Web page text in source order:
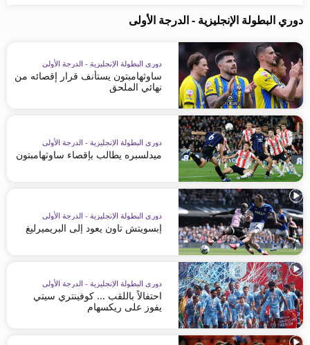
دوري البطولة الإنجليزية - الدرجة الأولى
دوري البطولة الإنجليزية - الدرجة الأولى
ساوثهامبتون يستأنف قرار إقصائه من
نهائي الملحق
دوري البطولة الإنجليزية - الدرجة الأولى
ميدلسبره يطالب بإقصاء ساوثهامبتون
دوري البطولة الإنجليزية - الدرجة الأولى
إبسويتش تاون يعود إلى البريميرليغ
دوري البطولة الإنجليزية - الدرجة الأولى
احتفالاً باللقب ... كوفينتري سيتي
يفوز على ريكسهام